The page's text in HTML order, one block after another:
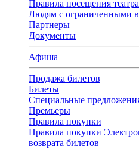
Правила посещения театра
Людям с ограниченными
Партнеры
Документы
Афиша
Продажа билетов
Билеты
Специальные
Премьеры
Правила покупки
Правила покупки
возврата билетов